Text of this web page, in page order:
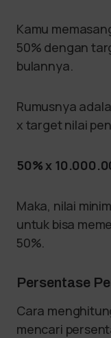
Kamu
50% dengan
bulannya.
Rumusnya
x target nilai
50% x
Maka, nilai
untuk bisa
50%.
Persentase
Cara
mencari